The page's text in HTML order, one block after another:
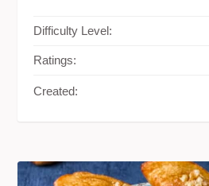
Difficulty Level:
Ratings:
Created: